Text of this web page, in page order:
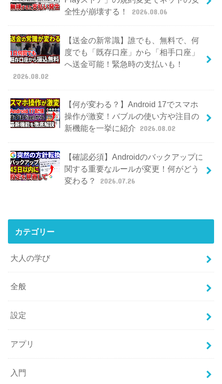
全性が崩壊する！
2026.08.06
【送金の新常識】誰でも、無料で、何
度でも「既存口座」から「相手口座」
へ送金可能！緊急時の支払いも！
2026.08.02
【何が変わる？】Android 17でスマホ
操作が激変！バブルの使い方や注目の
新機能を一挙に紹介 2026.08.02
【確認必須】Androidのバックアップに
関する重要なルールが変更！何がどう
変わる？
2026.07.26
カテゴリー
大人の学び
全般
設定
アプリ
入門